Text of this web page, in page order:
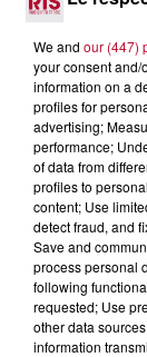
Comme tous
rendez-vous à
envie de
We and our (447)
your consent and/
information on a
profiles for
advertising;
performance;
of data from
profiles to
content; Use
detect fraud, and
Save and
process personal
following
requested; Use
other data
information